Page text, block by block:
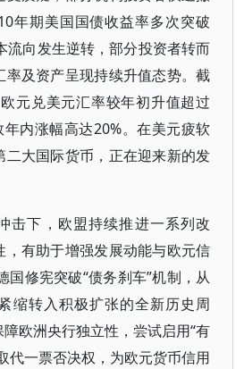
年期美国国债收益率多次突破
流向发生逆转，部分投资者转而
率及资产呈现持续升值态势。截
元兑美元汇率较年初升值超过
年内涨幅高达20%。在美元疲软
二大国际货币，正在迎来新的发
击下，欧盟持续推进一系列改
，有助于增强发展动能与欧元信
国修宪突破“债务刹车”机制，从
缩转入积极扩张的全新历史周
欧洲央行独立性，尝试启用“有
代一票否决权，为欧元货币信用